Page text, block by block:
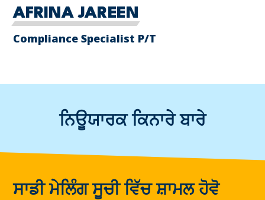
AFRINA JAREEN
Compliance Specialist P/T
ਨਿਊਯਾਰਕ ਕਿਨਾਰੇ ਬਾਰੇ
ਸਾਡੀ ਮੇਲਿੰਗ ਸੂਚੀ ਵਿੱਚ ਸ਼ਾਮਲ ਹੋਵੋ